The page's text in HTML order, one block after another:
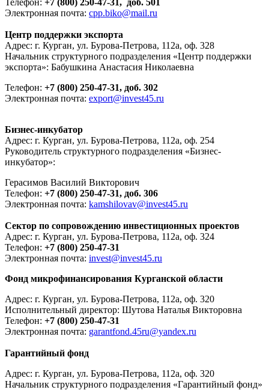
Электронная почта: cpp.biko@mail.ru
Центр поддержки экспорта
Адрес: г. Курган, ул. Бурова-Петрова, 112а, оф. 328
Начальник структурного подразделения «Центр поддержки
экспорта»: Бабушкина Анастасия Николаевна
Телефон: +7 (800) 250-47-31, доб. 302
Электронная почта: export@invest45.ru
Бизнес-инкубатор
Адрес: г. Курган, ул. Бурова-Петрова, 112а, оф. 254
Руководитель структурного подразделения «Бизнес-
инкубатор»:
Герасимов Василий Викторович
Телефон: +7 (800) 250-47-31, доб. 306
Электронная почта: kamshilovav@invest45.ru
Сектор по сопровождению инвестиционных проектов
Адрес: г. Курган, ул. Бурова-Петрова, 112а, оф. 324
Телефон: +7 (800) 250-47-31
Электронная почта: invest@invest45.ru
Фонд микрофинансирования Курганской области
Адрес: г. Курган, ул. Бурова-Петрова, 112а, оф. 320
Исполнительный директор: Шутова Наталья Викторовна
Телефон: +7 (800) 250-47-31
Электронная почта: garantfond.45ru@yandex.ru
Гарантийный фонд
Адрес: г. Курган, ул. Бурова-Петрова, 112а, оф. 320
Начальник структурного подразделения «Гарантийный фонд»